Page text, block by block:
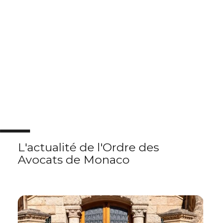
L'actualité de l'Ordre des
Avocats de Monaco